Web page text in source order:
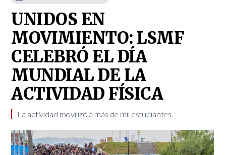
UNIDOS EN
MOVIMIENTO: LSMF
CELEBRÓ EL DÍA
MUNDIAL DE LA
ACTIVIDAD FÍSICA
La actividad movilizó a más de mil estudiantes.